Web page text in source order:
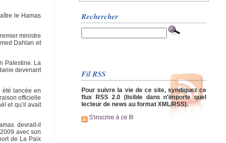
le Hamas
ministre
Dahlan et
Palestine. La
devenant
été lancée en
officielle
et qu’il avait
devrait-il
avec son
de La Paix
Rechercher
Fil RSS
Pour suivre la vie de ce site, syndiquez ce
flux RSS 2.0 (lisible dans n'importe quel
lecteur de news au format XML/RSS).
S'inscrire à ce fil